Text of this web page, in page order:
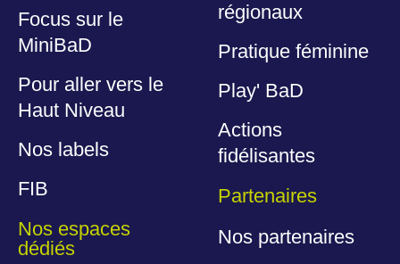
Focus sur le
MiniBaD
Pour aller vers le
Haut Niveau
Nos labels
FIB
Nos espaces
dédiés
régionaux
Pratique féminine
Play' BaD
Actions
fidélisantes
Partenaires
Nos partenaires